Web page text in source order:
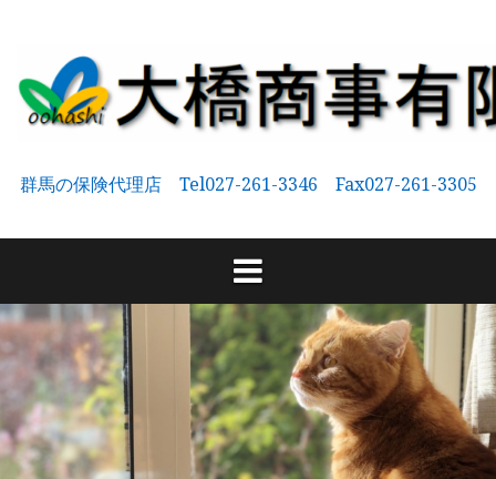
群馬の保険代理店 Tel027-261-3346 Fax027-261-3305